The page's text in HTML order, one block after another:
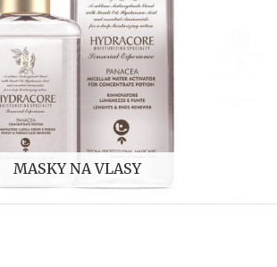
MASKY NA VLASY